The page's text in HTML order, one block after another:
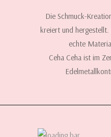
Die Schmuck-
kreiert und hergestellt.
echte
Ceha Ceha ist im